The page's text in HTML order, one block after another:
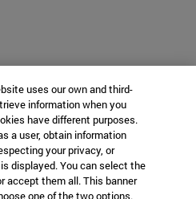
uses our own and third-
information when you
have different purposes.
a user, obtain information
your privacy, or
displayed. You can select the
accept them all. This banner
one of the two options.